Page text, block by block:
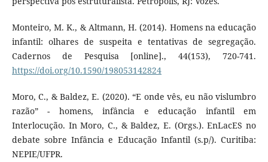
Monteiro, M. K., & Altmann, H. (2014). Homens na educação
infantil: olhares de suspeita e tentativas de segregação.
Cadernos de Pesquisa [online]., 44(153), 720-741.
https://doi.org/10.1590/198053142824
Moro, C., & Baldez, E. (2020). “E onde vês, eu não vislumbro
razão” - homens, infância e educação infantil em
Interlocução. In Moro, C., & Baldez, E. (Orgs.). EnLacES no
debate sobre Infância e Educação Infantil (s.p/). Curitiba:
NEPIE/UFPR.